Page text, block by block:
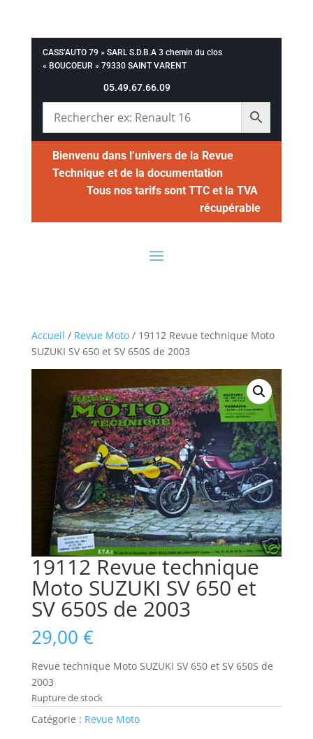
CASS’AUTO 79 » SARL S.D.B.A 3 chemin du clos
« BOUCOEUR » 79330 SAINT VARENT
05.49.67.66.09
Bienvenu dans l’univers de la Revue
Technique et de la documentation
Tous nos tarifs sont TTC et la TVA
récupérable
Accueil / Revue Moto/ 19112 Revue technique Moto
SUZUKI SV 650 et SV 650S de 2003
19112 Revue technique
Moto SUZUKI SV 650 et
SV 650S de 2003
29,00 €
Revue technique Moto SUZUKI SV 650 et SV 650S de
2003
Rupture de stock
Catégorie : Revue Moto